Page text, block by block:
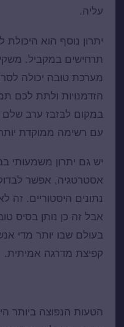
עליה.
יתרון נוסף הוא
תרחישים במקביל.
מערכת טובה יכולה
הזדמנויות ולתת לכם
במקום לבזבז ערב
עם רשימה ממוקדת
יש גם יתרון משמעותי
אסטרטגיה, אפשר
נתונים היסטוריים. זה
אבל זה כן נותן בסיס
בעולם שבו יותר מדי
קפיצת מדרגה אמיתית.
הטעות הנפוצה ביותר